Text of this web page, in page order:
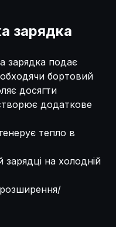
зарядка
зарядка подає
бортовий
досягти
додаткове
тепло в
на холодній